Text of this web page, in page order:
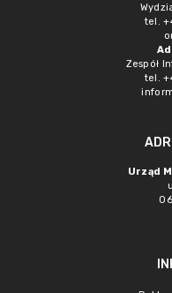
tel.
Zespół
tel.
Urząd